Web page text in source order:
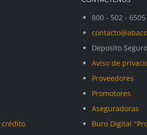
crédito
800 - 502 - 6505
Deposito Seguro
Aviso de
Proveedores
Promotores
Aseguradoras
Buro Digital